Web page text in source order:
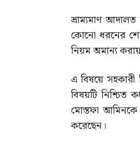
ভ্রাম্যমাণ আদালত
কোনো ধরনের
নিয়ম অমান্য করায়
এ বিষয়ে সহকারী
বিষয়টি নিশ্চিত
মোস্তফা আমিনকে
করেছেন।